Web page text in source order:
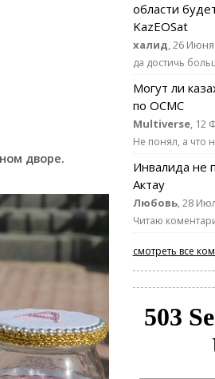
дворе.
области
KazEOSat
халид, 26 Июня
да достичь
Могут ли
по ОСМС
Multiverse, 12
Не понял, а что
Инвалида не
Актау
Любовь, 28
Читаю
смотреть все